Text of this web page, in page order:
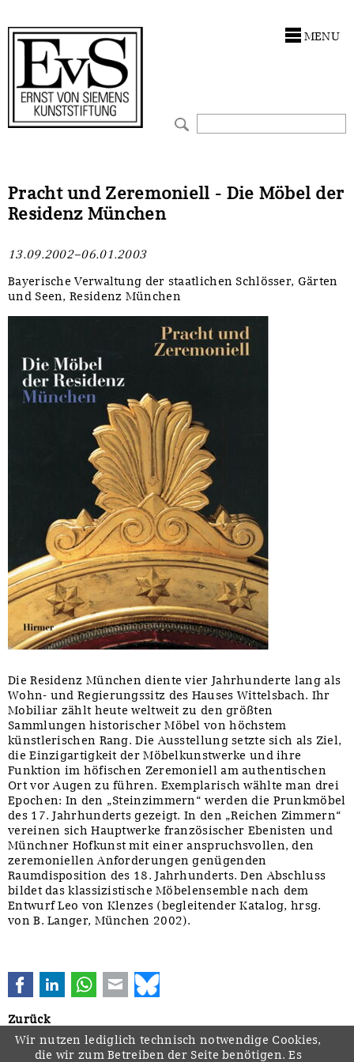
MENU
Pracht und Zeremoniell - Die Möbel der
Residenz München
13.09.2002–06.01.2003
Bayerische Verwaltung der staatlichen Schlösser, Gärten
und Seen, Residenz München
Die Residenz München diente vier Jahrhunderte lang als
Wohn- und Regierungssitz des Hauses Wittelsbach. Ihr
Mobiliar zählt heute weltweit zu den größten
Sammlungen historischer Möbel von höchstem
künstlerischen Rang. Die Ausstellung setzte sich als Ziel,
die Einzigartigkeit der Möbelkunstwerke und ihre
Funktion im höfischen Zeremoniell am authentischen
Ort vor Augen zu führen. Exemplarisch wählte man drei
Epochen: In den „Steinzimmern“ werden die Prunkmöbel
des 17. Jahrhunderts gezeigt. In den „Reichen Zimmern“
vereinen sich Hauptwerke französischer Ebenisten und
Münchner Hofkunst mit einer anspruchsvollen, den
zeremoniellen Anforderungen genügenden
Raumdisposition des 18. Jahrhunderts. Den Abschluss
bildet das klassizistische Möbelensemble nach dem
Entwurf Leo von Klenzes (begleitender Katalog, hrsg.
von B. Langer, München 2002).
FacebookLinkedInWhatsApp
E-mail
Zurück
Wir nutzen lediglich technisch notwendige Cookies,
die wir zum Betreiben der Seite benötigen. Es
Förderphilosophie
Gremien
Presse und Neuigkeiten
Stellenangebote
Ankauf
Restaurierungen
Werkverzeichnisse
UKRAINE-Förderlinie
Zwischenfinanzierung